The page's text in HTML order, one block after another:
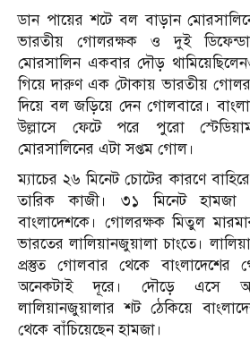
ডান পায়ের শটে বল বাড়ান
ভারতীয় গোলরক্ষক ও দুই
মোরসালিন একবার দৌড়
গিয়ে দারুণ এক টোকায় ভারতীয়
দিয়ে বল জড়িয়ে দেন গোলবারে।
উল্লাসে ফেটে পরে পুরো
মোরসালিনের এটা সপ্তম গোল।
ম্যাচের ২৬ মিনেট চোটের কারণে
তারিক কাজী। ৩১ মিনেট হামজা
বাংলাদেশকে। গোলরক্ষক মিতুল
ভারতের লালিয়ানজুয়ালা চাংতে।
প্রস্তুত গোলবার থেকে
অনেকটাই দূরে। দৌড়ে এসে
লালিয়ানজুয়ালার শট ঠেকিয়ে
থেকে বাঁচিয়েছেন হামজা।